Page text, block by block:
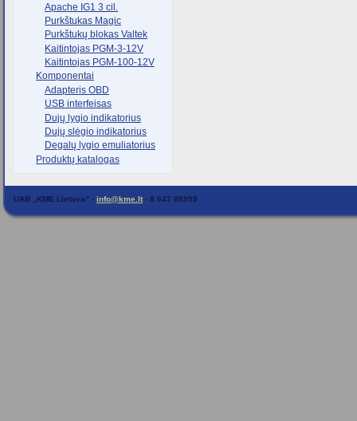
Apache IG1 3 cil.
Purkštukas Magic
Purkštukų blokas Valtek
Kaitintojas PGM-3-12V
Kaitintojas PGM-100-12V
Komponentai
Adapteris OBD
USB interfeisas
Dujų lygio indikatorius
Dujų slėgio indikatorius
Degalų lygio emuliatorius
Produktų katalogas
UAB „KME Lietuva“ - info@kme.lt - 8 647 88999